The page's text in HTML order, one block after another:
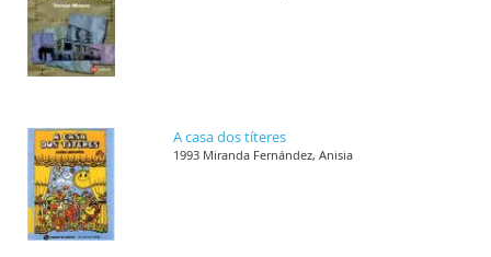
A casa dos títeres
1993 Miranda Fernández, Anisia